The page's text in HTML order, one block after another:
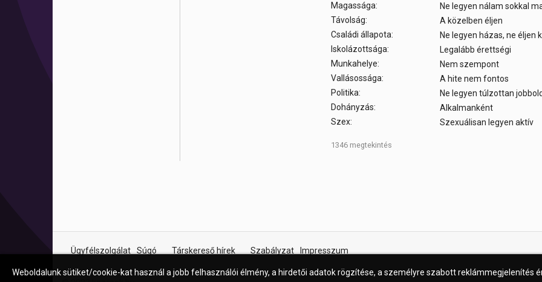
Magassága:
Ne legyen nálam sokkal
Távolság:
A közelben éljen
Családi állapota:
Ne legyen házas, ne éljen
Iskolázottsága:
Legalább érettségi
Munkahelye:
Nem szempont
Vallásossága:
A hite nem fontos
Politika:
Ne legyen túlzottan
Dohányzás:
Alkalmanként
Szex:
Szexuálisan legyen aktív
1346 megtekintés
Ügyfélszolgálat Súgó Társkereső hírek Szabályzat Impresszum
Weboldalunk sütiket/cookie-kat használ a jobb felhasználói élmény, a hirdetői adatok rögzítése, a személyre szabott reklámmegjelenítés